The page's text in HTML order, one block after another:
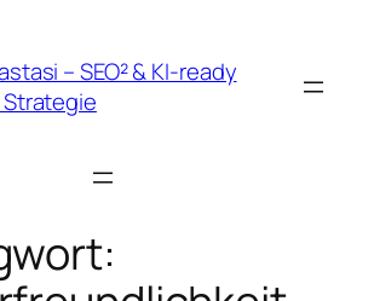
– SEO² & KI-ready